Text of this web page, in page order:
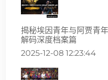
揭秘埃因青年与阿贾青
解码深度档案篇
2025-12-08 12:23:44